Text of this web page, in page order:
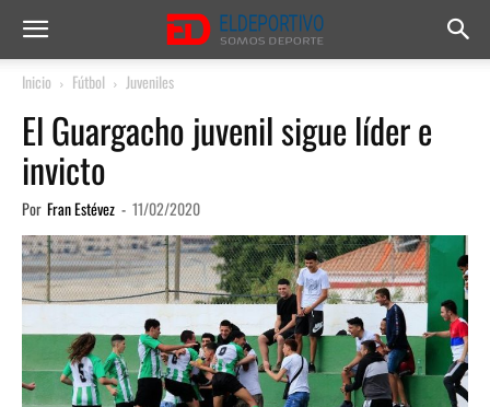
Inicio Fútbol Juveniles
El Guargacho juvenil sigue líder e
invicto
Por Fran Estévez - 11/02/2020